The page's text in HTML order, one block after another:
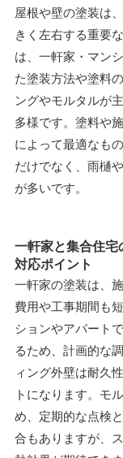
屋根や壁の塗装は
きく左右する重要
は、一軒家・マン
た塗装方法や塗料
ングやモルタルが
多様です。塗料や
によって最適なも
だけでなく、雨樋
が多いです。
一軒家と集合住宅
対応ポイント
一軒家の塗装は、
費用や工事期間も
ションやアパート
るため、計画的な
ィング外壁は耐久
トになります。モ
め、定期的な点検
合もありますが、